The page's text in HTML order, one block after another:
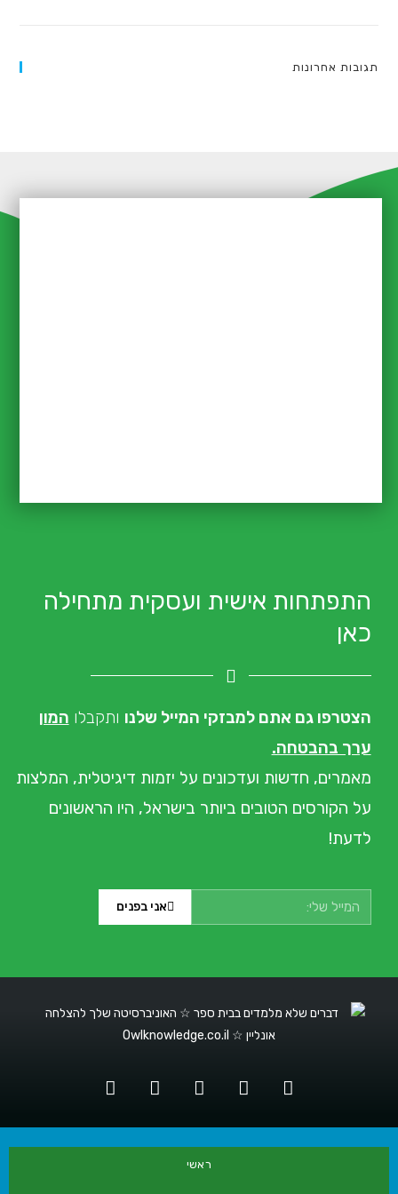
תגובות אחרונות
התפתחות אישית ועסקית מתחילה
כאן
הצטרפו גם אתם למבזקי המייל שלנו ותקבלו המון
ערך בהבטחה.
מאמרים, חדשות ועדכונים על יזמות דיגיטלית, המלצות
על הקורסים הטובים ביותר בישראל, היו הראשונים
לדעת!
אני בפנים
ראשי